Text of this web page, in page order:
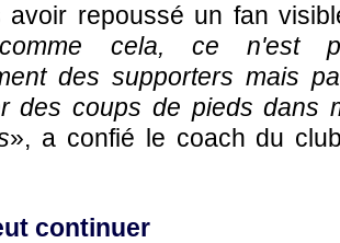
avoir repoussé un fan
cela, ce n'est
des supporters mais
des coups de pieds dans
», a confié le coach du
continuer